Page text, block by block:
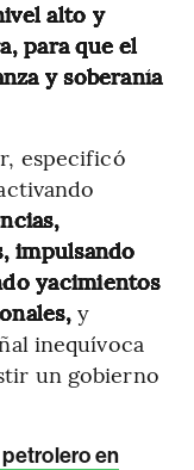
alto y
para que el
y soberanía
especificó
impulsando
yacimientos
y
inequívoca
un gobierno
en